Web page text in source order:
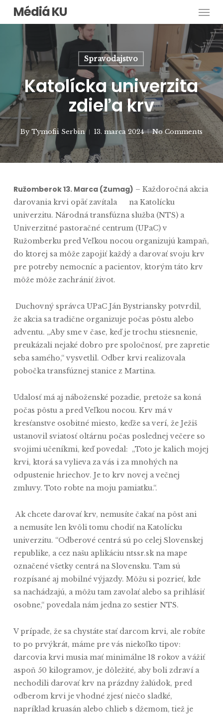
Skip
content
Médiá KU
Spravodajstvo
Katolícka univerzita
zdieľa krv
By Tymofii Serbin 13. marca 2024 No Comments
Ružomberok13. Marca (Zumag) – Každoročná akcia
darovania krvi opäť zavítala na Katolícku
univerzitu. Národná transfúzna služba (NTS) a
Univerzitné pastoračné centrum (UPaC) v
Ružomberku pred Veľkou nocou organizujú kampaň,
do ktorej sa môže zapojiť každý a darovať svoju krv
pre potreby nemocníc a pacientov, ktorým táto krv
môže môže zachrániť život.
Duchovný správca UPaC Ján Bystriansky potvrdil,
že akcia sa tradične organizuje počas pôstu alebo
adventu. „Aby sme v čase, keď je trochu stiesnenie,
preukázali nejaké dobro pre spoločnosť, pre zapretie
seba samého,“ vysvetlil. Odber krvi realizovala
pobočka transfúznej stanice z Martina.
Udalosť má aj náboženské pozadie, pretože sa koná
počas pôstu a pred Veľkou nocou. Krv má v
kresťanstve osobitné miesto, keďže sa verí, že Ježiš
ustanovil sviatosť oltárnu počas poslednej večere so
svojimi učeníkmi, keď povedal: „Toto je kalich mojej
krvi, ktorá sa vylieva za vás i za mnohých na
odpustenie hriechov. Je to krv novej a večnej
zmluvy. Toto robte na moju pamiatku.“.
Ak chcete darovať krv, nemusíte čakať na pôst ani
a nemusíte len kvôli tomu chodiť na Katolícku
univerzitu. “Odberové centrá sú po celej Slovenskej
republike, a cez našu aplikáciu ntssr.sk na mape
označené všetky centrá na Slovensku. Tam sú
rozpísané aj mobilné výjazdy. Môžu si pozrieť, kde
sa nachádzajú, a môžu tam zavolať alebo sa prihlásiť
osobne,“ povedala nám jedna zo sestier NTS.
V prípade, že sa chystáte stať darcom krvi, ale robíte
to po prvýkrát, máme pre vás niekoľko tipov:
darcovia krvi musia mať minimálne 18 rokov a vážiť
aspoň 50 kilogramov, je dôležité, aby boli zdraví a
nechodili darovať krv na prázdny žalúdok, pred
odberom krvi je vhodné zjesť niečo sladké,
napríklad kruasán alebo chlieb s džemom, tiež je